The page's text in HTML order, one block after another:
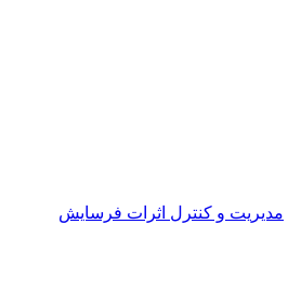
مدیریت و کنترل اثرات فرسایش